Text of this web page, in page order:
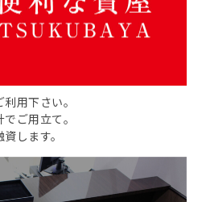
用下さい。
ご用立て。
します。